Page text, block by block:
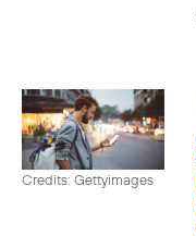
Credits: Gettyimages